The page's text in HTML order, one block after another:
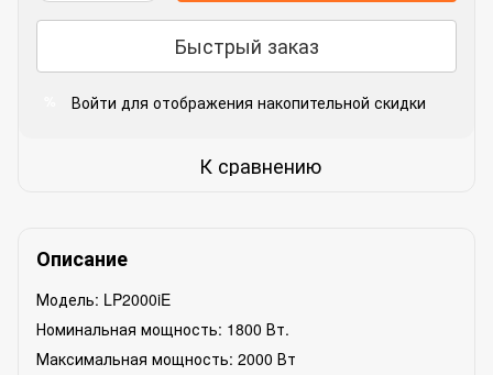
Быстрый заказ
Войти для отображения накопительной скидки
К сравнению
Описание
Модель: LP2000iE
Номинальная мощность: 1800 Вт.
Максимальная мощность: 2000 Вт